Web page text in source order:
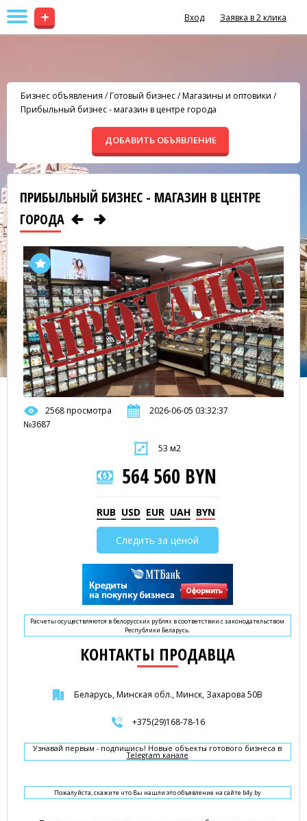
+ Вход Заявка в 2 клика
Бизнес объявления /Готовый бизнес/Магазины и оптовики /
Прибыльный бизнес - магазин в центре города
ДОБАВИТЬ ОБЪЯВЛЕНИЕ
ПРИБЫЛЬНЫЙ БИЗНЕС - МАГАЗИН В ЦЕНТРЕ
ГОРОДА
2568 просмотра
2026-06-05 03:32:37
№3687
53 м2
564 560 BYN
RUB USD EUR UAH BYN
Следить за ценой
Расчеты осуществляются в белорусских рублях в соответствии с законодательством
Республики Беларусь.
КОНТАКТЫ ПРОДАВЦА
Беларусь, Минская обл., Минск, Захарова 50В
+375(29)168-78-16
Узнавай первым - подпишись! Новые объекты готового бизнеса в
Telegram канале
Пожалуйста, скажите что Вы нашли это объявление на сайте b4y.by